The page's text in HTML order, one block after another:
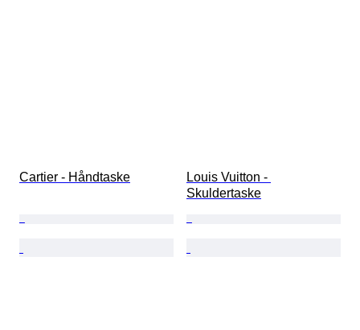
Cartier - Håndtaske
Louis Vuitton -
Skuldertaske